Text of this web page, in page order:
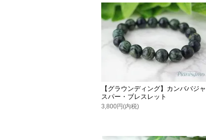
【グラウンディング】カンババジャ
スパー・ブレスレット
3,800円(内税)